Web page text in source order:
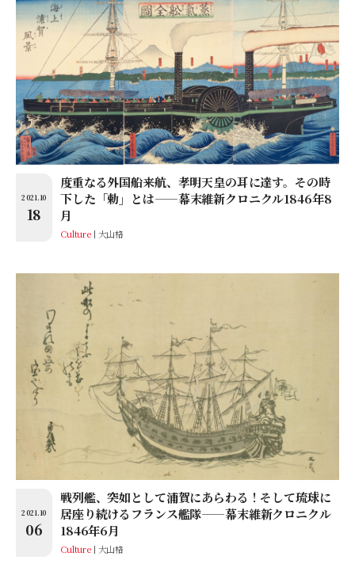
2021.10
18
度重なる外国船来航、孝明天皇の耳に達す。その時
下した「勅」とは——幕末維新クロニクル1846年8
月
Culture 大山格
2021.10
06
戦列艦、突如として浦賀にあらわる！そして琉球に
居座り続けるフランス艦隊——幕末維新クロニクル
1846年6月
Culture 大山格